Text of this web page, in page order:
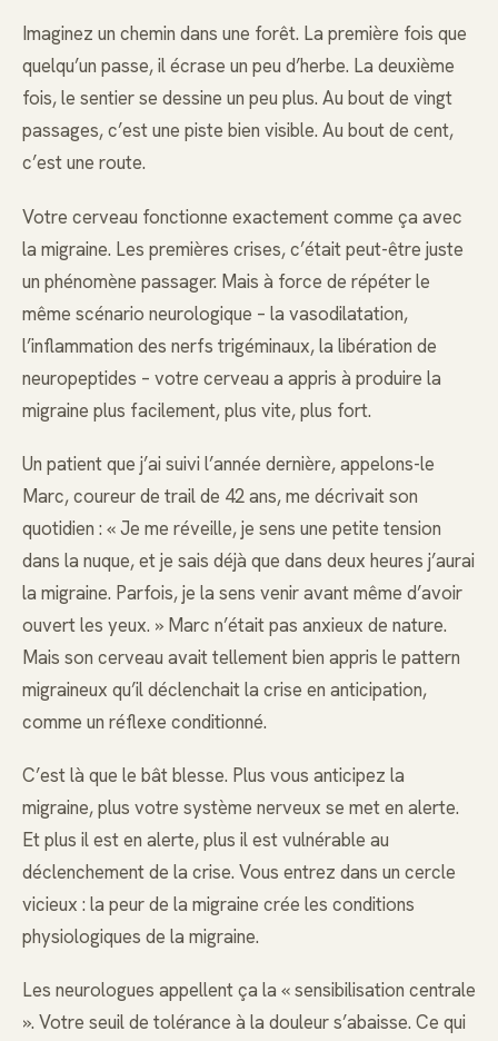
Imaginez un chemin dans une forêt. La première fois que
quelqu’un passe, il écrase un peu d’herbe. La deuxième
fois, le sentier se dessine un peu plus. Au bout de vingt
passages, c’est une piste bien visible. Au bout de cent,
c’est une route.
Votre cerveau fonctionne exactement comme ça avec
la migraine. Les premières crises, c’était peut-être juste
un phénomène passager. Mais à force de répéter le
même scénario neurologique – la vasodilatation,
l’inflammation des nerfs trigéminaux, la libération de
neuropeptides – votre cerveau a appris à produire la
migraine plus facilement, plus vite, plus fort.
Un patient que j’ai suivi l’année dernière, appelons-le
Marc, coureur de trail de 42 ans, me décrivait son
quotidien : « Je me réveille, je sens une petite tension
dans la nuque, et je sais déjà que dans deux heures j’aurai
la migraine. Parfois, je la sens venir avant même d’avoir
ouvert les yeux. » Marc n’était pas anxieux de nature.
Mais son cerveau avait tellement bien appris le pattern
migraineux qu’il déclenchait la crise en anticipation,
comme un réflexe conditionné.
C’est là que le bât blesse. Plus vous anticipez la
migraine, plus votre système nerveux se met en alerte.
Et plus il est en alerte, plus il est vulnérable au
déclenchement de la crise. Vous entrez dans un cercle
vicieux : la peur de la migraine crée les conditions
physiologiques de la migraine.
Les neurologues appellent ça la « sensibilisation centrale
». Votre seuil de tolérance à la douleur s’abaisse. Ce qui